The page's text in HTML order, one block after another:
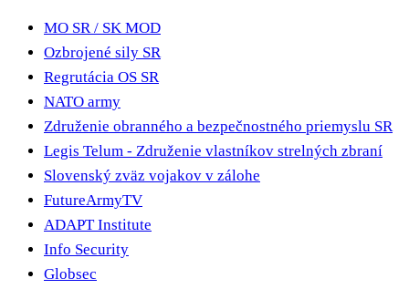
MO SR / SK MOD
Ozbrojené sily SR
Regrutácia OS SR
NATO army
Združenie obranného a bezpečnostného priemyslu SR
Legis Telum - Združenie vlastníkov strelných zbraní
Slovenský zväz vojakov v zálohe
FutureArmyTV
ADAPT Institute
Info Security
Globsec